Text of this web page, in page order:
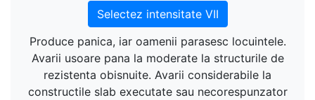
Selectez intensitate VII
Produce panica, iar oamenii parasesc locuintele.
Avarii usoare pana la moderate la structurile de
rezistenta obisnuite. Avarii considerabile la
constructile slab executate sau necorespunzator